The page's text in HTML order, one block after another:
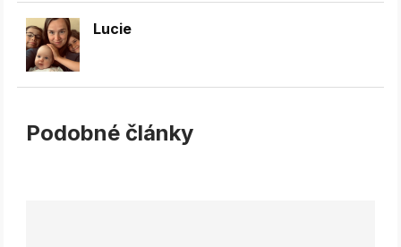
Lucie
Podobné články